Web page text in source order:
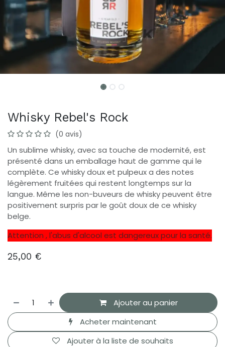
Whisky Rebel's Rock
(0 avis)
Un sublime whisky, avec sa touche de modernité, est
présenté dans un emballage haut de gamme qui le
complète. Ce whisky doux et pulpeux a des notes
légèrement fruitées qui restent longtemps sur la
langue. Même les non-buveurs de whisky peuvent être
positivement surpris par le goût doux de ce whisky
belge.
Attention , l'abus d'alcool est dangereux pour la santé.
25,00 €
Ajouter au panier
Acheter maintenant
Ajouter à la liste de souhaits